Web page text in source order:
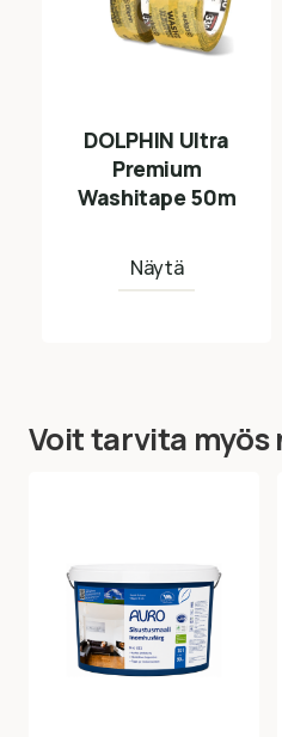
DOLPHIN Ultra
Premium
Washitape 50m
Näytä
Voit tarvita